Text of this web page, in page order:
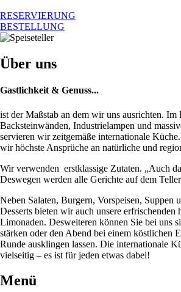
RESERVIERUNG
BESTELLUNG
Über uns
Gastlichkeit & Genuss...
ist der Maßstab an dem wir uns ausrichten. Im
Backsteinwänden, Industrielampen und
servieren wir zeitgemäße internationale
wir höchste Ansprüche an natürliche und
Wir verwenden erstklassige Zutaten. „Auch
Deswegen werden alle Gerichte auf dem
Neben Salaten, Burgern, Vorspeisen, Suppen
Desserts bieten wir auch unsere erfrischenden
Limonaden. Desweiteren können Sie bei uns
stärken oder den Abend bei einem köstlichen
Runde ausklingen lassen. Die internationale
vielseitig – es ist für jeden etwas dabei!
Menü